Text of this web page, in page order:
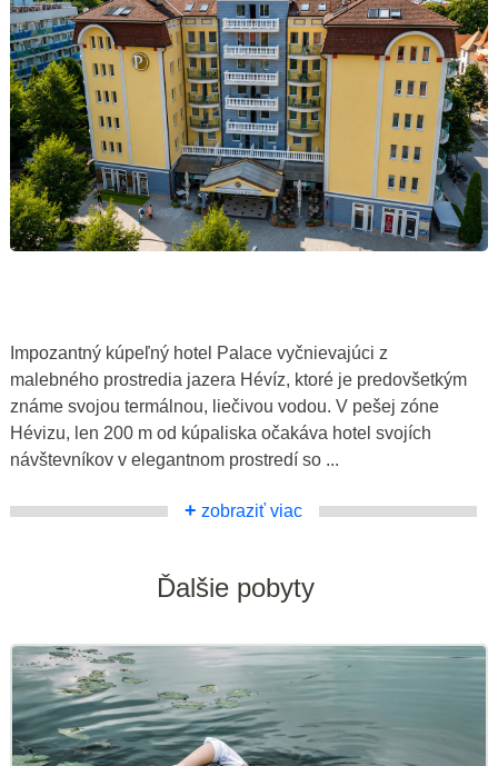
Impozantný kúpeľný hotel Palace vyčnievajúci z
malebného prostredia jazera Hévíz, ktoré je predovšetkým
známe svojou termálnou, liečivou vodou. V pešej zóne
Hévizu, len 200 m od kúpaliska očakáva hotel svojích
návštevníkov v elegantnom prostredí so ...
+ zobraziť viac
Ďalšie pobyty